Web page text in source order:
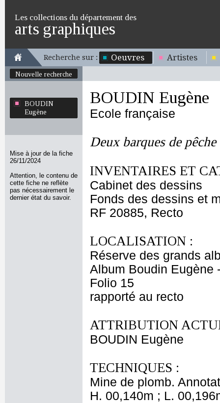
Les collections du département des
arts graphiques
Recherche sur : Oeuvres Artistes
Nouvelle recherche
BOUDIN
Eugène
Mise à jour de la fiche
26/11/2024
Attention, le contenu de
cette fiche ne reflète
pas nécessairement le
dernier état du savoir.
BOUDIN Eugène
Ecole française
Deux barques de
INVENTAIRES ET
Cabinet des dessins
Fonds des dessins et
RF 20885, Recto
LOCALISATION :
Réserve des grands
Album Boudin Eugène
Folio 15
rapporté au recto
ATTRIBUTION
BOUDIN Eugène
TECHNIQUES :
Mine de plomb.
H. 00,140m ; L.